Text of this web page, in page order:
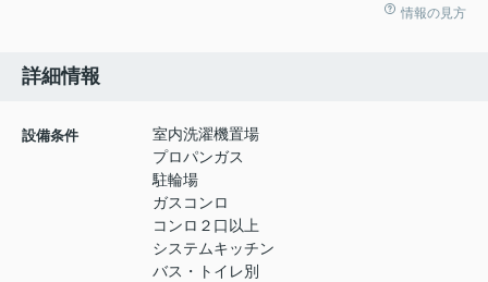
情報の見方
詳細情報
設備条件
室内洗濯機置場
プロパンガス
駐輪場
ガスコンロ
コンロ２口以上
システムキッチン
バス・トイレ別